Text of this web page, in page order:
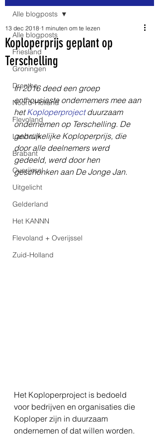
Alle blogposts
Friesland
Groningen
Drenthe
Noord-Holland
Flevoland
Landelijk
Brabant
Overijssel
Uitgelicht
Gelderland
Het KANNN
Flevoland + Overijssel
Zuid-Holland
Alle blogposts
Koploperprijs geplant op
Terschelling
13 dec 2018 1 minuten om te lezen
In 2016 deed een groep
enthousiaste ondernemers mee aan
het Koploperproject duurzaam
ondernemen op Terschelling. De
gebruikelijke Koploperprijs, die
door alle deelnemers werd
gedeeld, werd door hen
geschonken aan De Jonge Jan.
Het Koploperproject is bedoeld
voor bedrijven en organisaties die
Koploper zijn in duurzaam
ondernemen of dat willen worden.